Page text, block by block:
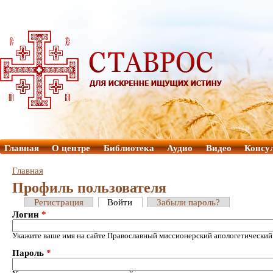
Главная О центре Библиотека Аудио Видео
Главная
Профиль пользователя
Регистрация Войти
Забыли пароль?
Логин *
Укажите ваше имя на сайте Православный миссионерский
Пароль *